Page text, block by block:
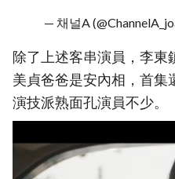
— 채널A
除了上述客串演員，李東
美貞爸爸是安內相，首集
演技派熟面孔演員不少。